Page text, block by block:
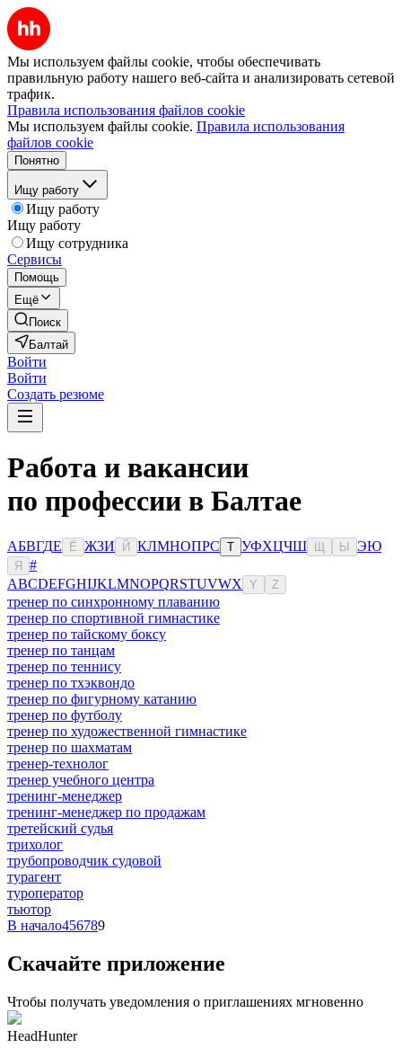
Мы используем файлы cookie, чтобы обеспечивать
правильную работу нашего веб-сайта и анализировать сетевой
трафик.
Правила использования файлов cookie
Мы используем файлы cookie. Правила использования
файлов cookie
Понятно
Ищу работу
Ищу работу
Ищу работу
Ищу сотрудника
Сервисы
Помощь
Ещё
Поиск
Балтай
Войти
Войти
Создать резюме
Работа и вакансии
по профессии в Балтае
АБВГДЕ Ё ЖЗИ Й КЛМНОПРС Т УФХЦЧШ Ы ЭЮ
Я
#
ABCDEFGHIJKLMNOPQRSTUVWX Y Z
тренер по синхронному плаванию
тренер по спортивной гимнастике
тренер по тайскому боксу
тренер по танцам
тренер по теннису
тренер по тхэквондо
тренер по фигурному катанию
тренер по футболу
тренер по художественной гимнастике
тренер по шахматам
тренер-технолог
тренер учебного центра
тренинг-менеджер
тренинг-менеджер по продажам
третейский судья
трихолог
трубопроводчик судовой
турагент
туроператор
тьютор
В начало456789
Скачайте приложение
Чтобы получать уведомления о приглашениях мгновенно
HeadHunter